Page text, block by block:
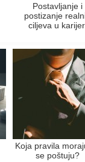
Postavljanje i
postizanje
ciljeva u
Koja pravila
se poštuju?